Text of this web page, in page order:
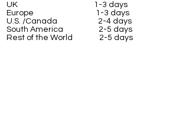
UK
1-3 days
Europe 1-3 days
U.S. /Canada 2-4 days
South America 2-5 days
Rest of the World 2-5 days